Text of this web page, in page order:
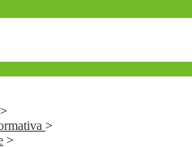
>
>
>